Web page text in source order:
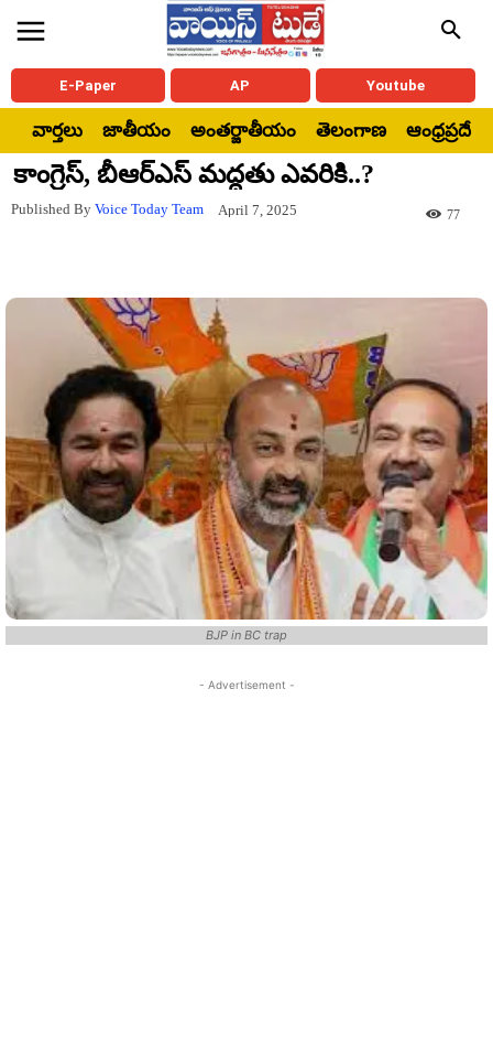
E-Paper AP Youtube
వార్తలు జాతీయం అంతర్జాతీయం తెలంగాణ ఆంధ్రప్రదేశ్
కాంగ్రెస్‌, బీఆర్ఎస్ మద్దతు ఎవరికి..?
Published By Voice Today Team April 7, 2025 77
BJP in BC trap
- Advertisement -